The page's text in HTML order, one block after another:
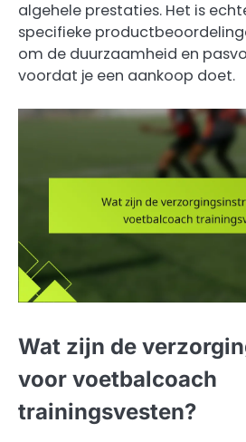
algehele prestaties. Het is
specifieke
om de duurzaamheid en
voordat je een aankoop doet.
Wat zijn de
voor voetbalcoach
trainingsvesten?